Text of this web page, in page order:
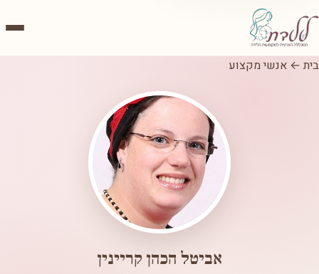
בית ← אנשי מקצוע
אביטל הכהן קריינין